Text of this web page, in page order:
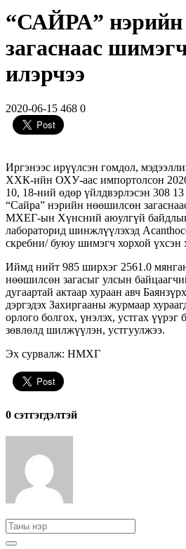
“САЙРА”
загаснаас
илэрчээ
2020-06-15 468 0
Иргэнээс ирүүлсэн гомдол,
ХХК-ийн ОХУ-аас импортолсон
10, 18-ний өдөр үйлдвэрлэсэн 308
“Сайра” нэрийн нөөшилсөн
МХЕГ-ын Хүнсний аюулгүй
лабораторид шинжлүүлэхэд
скребни/ буюу шимэгч хорхой үхсэн
Иймд нийт 985 ширхэг 2561.0
нөөшилсөн загасыг улсын
дугаартай актаар хураан авч
дэргэдэх Захиргааны журмаар
орлого болгох, үнэлэх, устгах
зөвлөлд шилжүүлэн, устгуулжээ.
Эх сурвалж: НМХГ
0 cэтгэгдэлтэй